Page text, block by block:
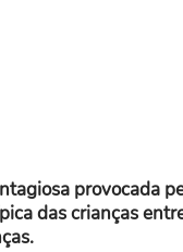
provocada
das crianças